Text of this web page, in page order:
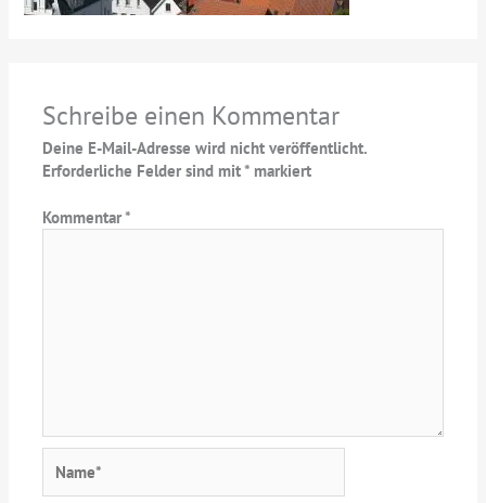
Schreibe einen Kommentar
Deine E-Mail-Adresse wird nicht veröffentlicht.
Erforderliche Felder sind mit* markiert
Kommentar*